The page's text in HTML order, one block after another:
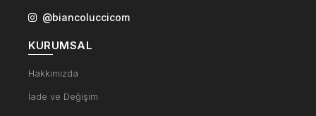
@biancoluccicom
KURUMSAL
Hakkımızda
İade ve Değişim